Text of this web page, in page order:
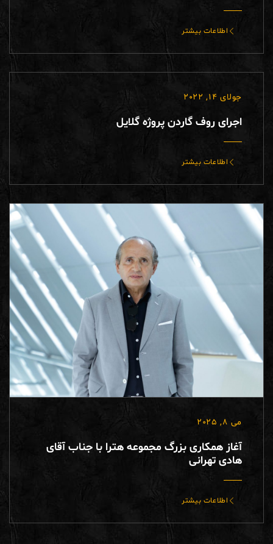
اطلاعات بیشتر
جولای 14, 2022
اجرای روف گاردن پروژه گلایل
اطلاعات بیشتر
می 8, 2025
آغاز همکاری بزرگ مجموعه هترا با جناب آقای
هادی تهرانی
اطلاعات بیشتر